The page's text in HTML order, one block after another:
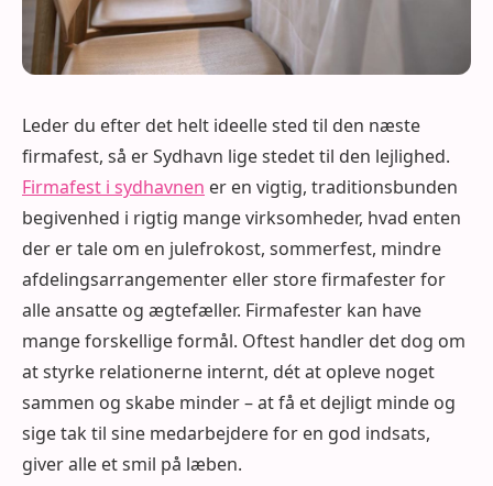
Leder du efter det helt ideelle sted til den næste
firmafest, så er Sydhavn lige stedet til den lejlighed.
Firmafest i sydhavnen er en vigtig, traditionsbunden
begivenhed i rigtig mange virksomheder, hvad enten
der er tale om en julefrokost, sommerfest, mindre
afdelingsarrangementer eller store firmafester for
alle ansatte og ægtefæller. Firmafester kan have
mange forskellige formål. Oftest handler det dog om
at styrke relationerne internt, dét at opleve noget
sammen og skabe minder – at få et dejligt minde og
sige tak til sine medarbejdere for en god indsats,
giver alle et smil på læben.